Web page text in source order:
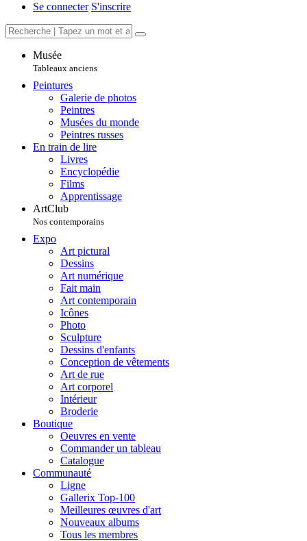
Se connecter S'inscrire
Musée
Tableaux anciens
Peintures
Galerie de photos
Peintres
Musées du monde
Peintres russes
En train de lire
Livres
Encyclopédie
Films
Apprentissage
ArtClub
Nos contemporains
Expo
Art pictural
Dessins
Art numérique
Fait main
Art contemporain
Icônes
Photo
Sculpture
Dessins d'enfants
Conception de vêtements
Art de rue
Art corporel
Intérieur
Broderie
Boutique
Oeuvres en vente
Commander un tableau
Catalogue
Communauté
Ligne
Gallerix Top-100
Meilleures œuvres d'art
Nouveaux albums
Tous les membres